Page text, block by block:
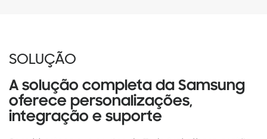
SOLUÇÃO
A solução completa da Samsung
oferece personalizações,
integração e suporte